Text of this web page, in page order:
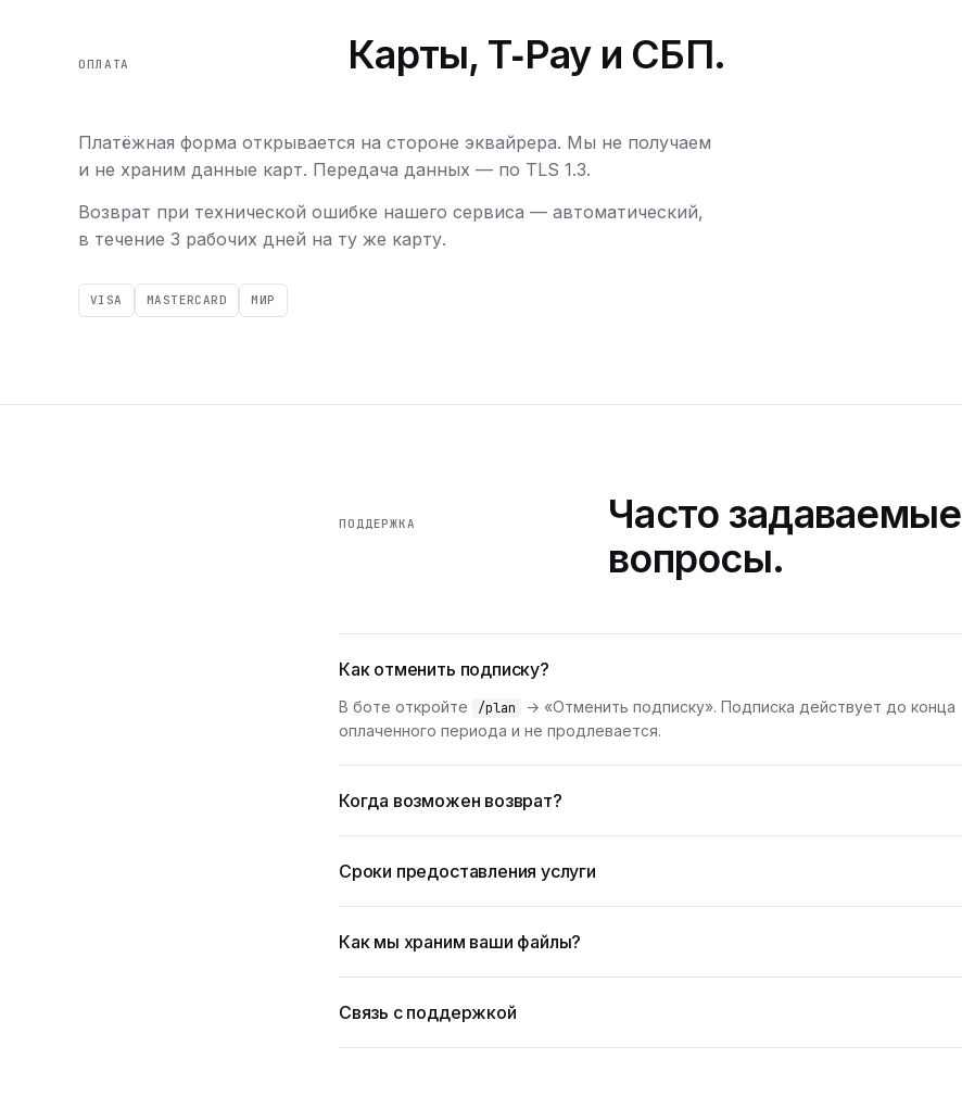
ОПЛАТА Карты, T‑Pay и СБП.
Платёжная форма открывается на стороне эквайрера. Мы не получаем
и не храним данные карт. Передача данных — по TLS 1.3.
Возврат при технической ошибке нашего сервиса — автоматический,
в течение 3 рабочих дней на ту же карту.
VISA MASTERCARD МИР
ПОДДЕРЖКА
Часто задаваемые
вопросы.
Как отменить подписку?
В боте откройте /plan
→ «Отменить подписку». Подписка действует до конца
оплаченного периода и не продлевается.
Когда возможен возврат?
Сроки предоставления услуги
Как мы храним ваши файлы?
Связь с поддержкой